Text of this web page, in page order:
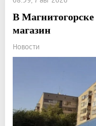
В
магазин
Новости